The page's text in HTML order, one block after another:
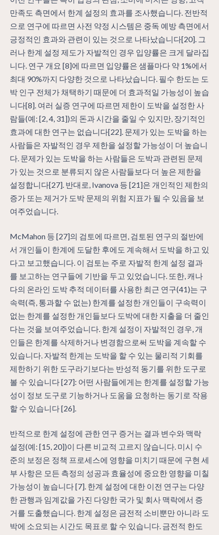
만족도 측면에서 한계 설정의 효과를 조사했습니다. 전반적
으로 연구에 따르면 사전 약정 시스템은 중독 예방 측면에서
긍정적인 효과와 관련이 있는 것으로 나타났습니다[20]. 그
러나 한계 설정 제도가 자발적인 경우 입양률은 크게 달라집
니다. 연구 개요 [8]에 따르면 입양률은 샘플마다 약 1%에서
최대 90%까지 다양한 것으로 나타났습니다. 필수 한도는 도
박 인구 전체가 채택하기 때문에 더 효과적일 가능성이 높습
니다[8]. 여러 실증 연구에 따르면 제한이 도박을 설정한 사
람들(예: [2, 4, 31])의 돈과 시간을 줄일 수 있지만, 장기적인
효과에 대한 연구는 없습니다[22]. 문제가 있는 도박을 하는
사람들은 자발적인 경우 제한을 설정할 가능성이 더 높습니
다. 문제가 있는 도박을 하는 사람들은 도박과 관련된 문제
가 있는 것으로 분류되지 않은 사람들보다 더 높은 제한을
설정합니다[27]. 반대로, Ivanova 등 [21]은 개인적인 제한의
증가 또는 제거가 도박 문제의 위험 지표가 될 수 있음을 보
여주었습니다.
McMahon 등 [27]의 검토에 따르면, 검토된 연구의 절반에
서 개인들이 한계에 도달한 후에도 계속해서 도박을 하고 있
다고 보고했습니다. 이 검토는 주로 자발적 한계 설정 결과
를 보고하는 연구들에 기반을 두고 있었습니다. 또한, 캐나
다의 온라인 도박 추적 데이터를 사용한 최근 연구(41)는 구
속력(즉, 통과할 수 없는) 한계를 설정한 개인들이 구속력이
없는 한계를 설정한 개인들보다 도박에 대한 지출을 더 줄인
다는 것을 보여주었습니다. 한계 설정이 자발적인 경우, 개
인들은 한계를 삭제하거나 변경함으로써 도박을 계속할 수
있습니다. 자발적 한계는 도박을 할 수 있는 물리적 기회를
제한하기 위한 도구라기보다는 반성적 동기를 위한 도구로
볼 수 있습니다 [27]: 어떤 사람들에게는 한계를 설정할 가능
성이 정보 도구로 기능하거나 도움을 요청하는 동기로 작용
할 수 있습니다 [26].
반적으로 한계 설정에 관한 연구 증거는 결과 변수와 맥락
설정(예: [15, 20])이 다른 비교적 고르지 않습니다. 미시 수
준의 보정은 정책 프로세스에 영향을 미치기 때문에 구현 세
부 사항은 모든 측정의 성공과 효율성에 중요한 영향을 미칠
가능성이 높습니다 [7]. 한계 설정에 대한 이전 연구는 다양
한 관행과 임계값을 가진 다양한 국가 및 회사 맥락에서 증
거를 도출했습니다. 한계 설정은 금전적 소비뿐만 아니라 도
박에 소요되는 시간도 목표로 할 수 있습니다. 금전적 한도